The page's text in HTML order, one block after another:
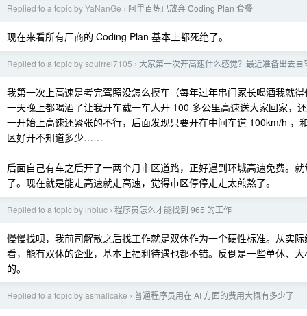
Replied to a topic by YaNanGe › 阿里百炼已放弃 Coding Plan 套餐
现在来看所有厂商的 Coding Plan 基本上都死绝了。
Replied to a topic by squirrel7105 › 大家第一次开高速什么感觉？最近准备出去自
我第一次上高速是考完驾照没怎么摸车（每年过年串门家长喝酒我就
一天晚上都喝酒了让我开车载一车人开 100 多公里高速送大家回家，
一开始上高速还紧张的不行，后面发现只要开在中间车道 100km/h ，
区好开不知道多少……
后面自己有车之后开了一两个月市区道路，正好遇到环城高速免费。
了。现在就是能走高速就走高速，觉得市区停停走走太煎熬了。
Replied to a topic by lnbiuc › 程序员怎么才能找到 965 的工作
慢慢找呗，我前司解散之后找工作就是双休作为一个硬性标准。从实
看，能有双休的企业，基本上福利待遇也都不错。反倒是一些单休、
的。
Replied to a topic by asmallcake › 普通程序员用在 AI 方面的费用大概有多少了